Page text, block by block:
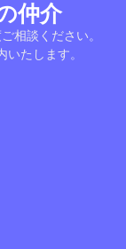
仲介
相談ください。
たします。